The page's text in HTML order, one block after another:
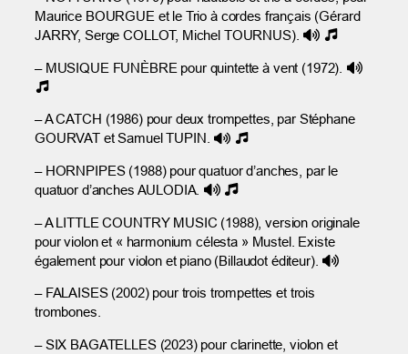
Maurice BOURGUE et le Trio à cordes français (Gérard
JARRY, Serge COLLOT, Michel TOURNUS).
– MUSIQUE FUNÈBRE pour quintette à vent (1972).
– A CATCH (1986) pour deux trompettes, par Stéphane
GOURVAT et Samuel TUPIN.
– HORNPIPES (1988) pour quatuor d’anches, par le
quatuor d’anches AULODIA.
– A LITTLE COUNTRY MUSIC (1988), version originale
pour violon et « harmonium célesta » Mustel. Existe
également pour violon et piano (Billaudot éditeur).
– FALAISES (2002) pour trois trompettes et trois
trombones.
– SIX BAGATELLES (2023) pour clarinette, violon et